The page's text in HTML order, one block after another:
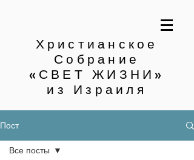
Христианское
Собрание
«СВЕТ ЖИЗНИ»
из Израиля
Пост
Все посты